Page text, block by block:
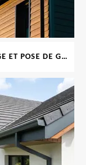
NETTOYAGE ET POSE DE GOUTTIÈRE 69